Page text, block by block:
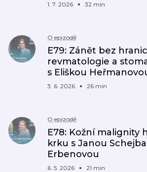
1. 7. 2026 32 min
O epizodě
E79: Zánět bez
revmatologie a
s Eliškou
3. 6. 2026 26 min
O epizodě
E78: Kožní malignity
krku s Janou Schejbal
Erbenovou
6. 5. 2026 21 min